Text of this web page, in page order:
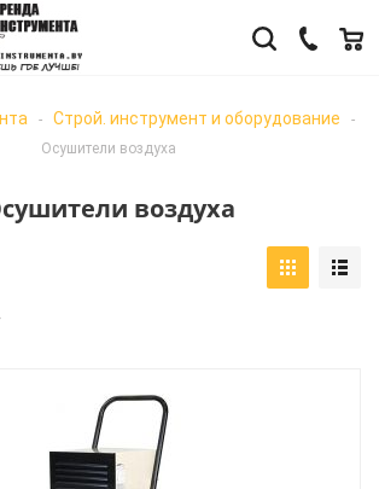
- Строй. инструмент и оборудование
-
Осушители воздуха
воздуха